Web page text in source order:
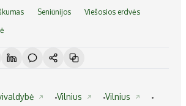
Seniūnijos Viešosios erdvės
Vilnius
Vilnius